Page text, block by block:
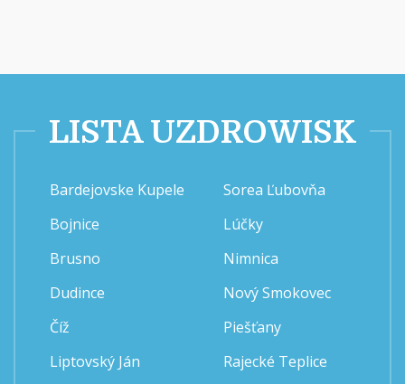
LISTA UZDROWISK
Bardejovske Kupele
Bojnice
Brusno
Dudince
Číž
Liptovský Ján
Sorea Ľubovňa
Lúčky
Nimnica
Nový Smokovec
Piešťany
Rajecké Teplice